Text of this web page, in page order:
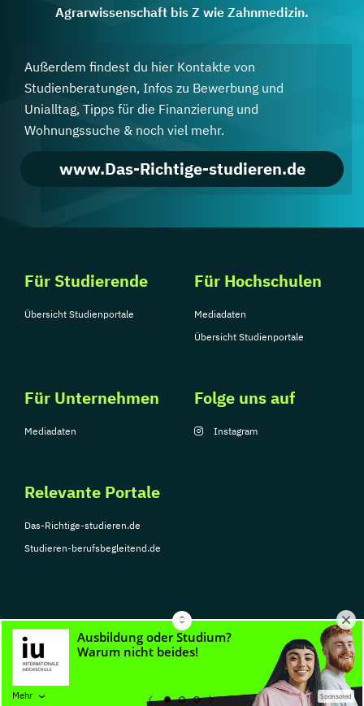
Mehr Sponsored
Agrarwissenschaft bis Z wie Zahnmedizin.
Außerdem findest du hier Kontakte von
Studienberatungen, Infos zu Bewerbung und
Unialltag, Tipps für die Finanzierung und
Wohnungssuche & noch viel mehr.
www.Das-Richtige-studieren.de
Für Studierende
Übersicht Studienportale
Für Hochschulen
Mediadaten
Übersicht Studienportale
Für Unternehmen
Mediadaten
Relevante Portale
Das-Richtige-studieren.de
Studieren-berufsbegleitend.de
Folge uns auf
Instagram
© Copyright 2026, TarGroup Media GmbH
Nutzungsbedingungen